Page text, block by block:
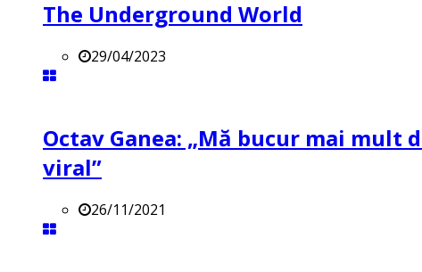
The Underground World
29/04/2023
Octav Ganea: „Mă bucur mai
viral”
26/11/2021